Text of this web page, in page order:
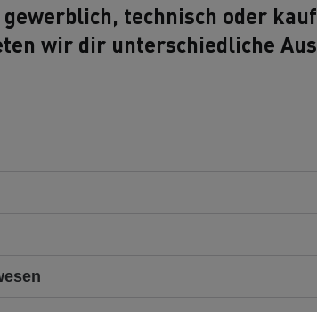
gewerblich, technisch oder
wir dir unterschiedliche